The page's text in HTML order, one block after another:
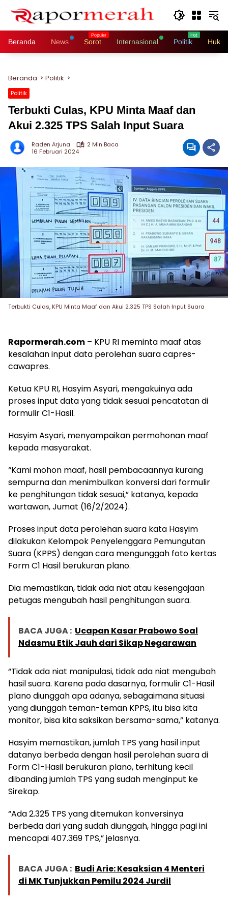
Beranda News Sorot Internasional Politik
Beranda Politik
Politik
Terbukti Culas, KPU Minta Maaf dan
Akui 2.325 TPS Salah Input Suara
Raden Arjuna
2 Min Baca
16 Februari 2024
Terbukti Culas, KPU Minta Maaf dan Akui 2.325 TPS Salah Input Suara
Rapormerah.com – KPU RI meminta maaf atas
kesalahan input data perolehan suara capres-
cawapres.
Ketua KPU RI, Hasyim Asyari, mengakuinya ada
proses input data yang tidak sesuai pencatatan di
formulir C1-Hasil.
Hasyim Asyari, menyampaikan permohonan maaf
kepada masyarakat.
“Kami mohon maaf, hasil pembacaannya kurang
sempurna dan menimbulkan konversi dari formulir
ke penghitungan tidak sesuai,” katanya, kepada
wartawan, Jumat (16/2/2024).
Proses input data perolehan suara kata Hasyim
dilakukan Kelompok Penyelenggara Pemungutan
Suara (KPPS) dengan cara mengunggah foto kertas
Form C1 Hasil berukuran plano.
Dia memastikan, tidak ada niat atau kesengajaan
petugas mengubah hasil penghitungan suara.
BACA JUGA : Ucapan Kasar Prabowo Soal
Ndasmu Etik Jauh dari Sikap Negarawan
“Tidak ada niat manipulasi, tidak ada niat mengubah
hasil suara. Karena pada dasarnya, formulir C1-Hasil
plano diunggah apa adanya, sebagaimana situasi
yang diunggah teman-teman KPPS, itu bisa kita
monitor, bisa kita saksikan bersama-sama,” katanya.
Hasyim memastikan, jumlah TPS yang hasil input
datanya berbeda dengan hasil perolehan suara di
Form C1-Hasil berukuran plano, terhitung kecil
dibanding jumlah TPS yang sudah menginput ke
Sirekap.
“Ada 2.325 TPS yang ditemukan konversinya
berbeda dari yang sudah diunggah, hingga pagi ini
mencapai 407.369 TPS,” jelasnya.
BACA JUGA : Budi Arie: Kesaksian 4 Menteri
di MK Tunjukkan Pemilu 2024 Jurdil